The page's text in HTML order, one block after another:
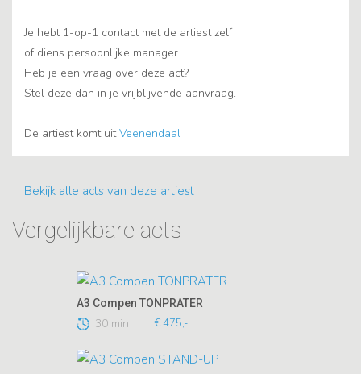
Je hebt 1-op-1 contact met de artiest zelf
of diens persoonlijke manager.
Heb je een vraag over deze act?
Stel deze dan in je vrijblijvende aanvraag.
De artiest komt uitVeenendaal
Bekijk alle acts van deze artiest
Vergelijkbare acts
A3 Compen TONPRATER
30 min € 475,-